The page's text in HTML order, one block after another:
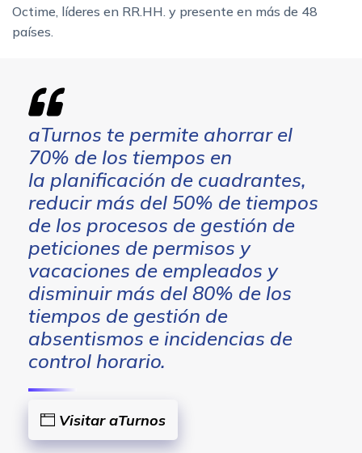
Octime, líderes en RR.HH. y presente en más de 48
países.
aTurnos te permite ahorrar el
70% de los tiempos en
la planificación de cuadrantes,
reducir más del 50% de tiempos
de los procesos de gestión de
peticiones de permisos y
vacaciones de empleados y
disminuir más del 80% de los
tiempos de gestión de
absentismos e incidencias de
control horario.
Visitar aTurnos